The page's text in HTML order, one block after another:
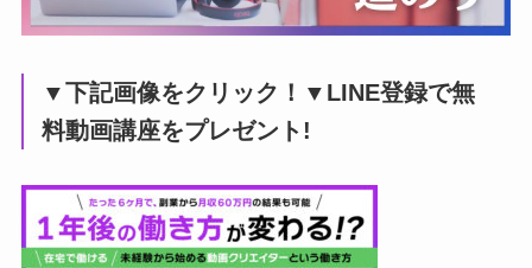
▼下記画像をクリック！▼LINE登録で無
料動画講座をプレゼント!